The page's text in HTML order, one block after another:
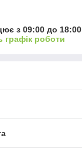
з 09:00 до 18:00
графік роботи